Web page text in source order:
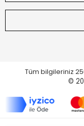
Tüm bilgileriniz
©